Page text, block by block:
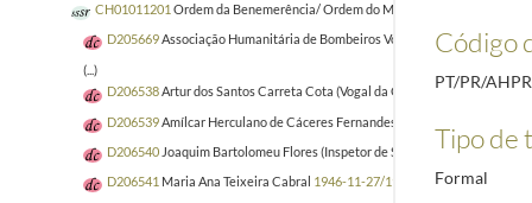
CH01011201 Ordem da Benemerência/ Ordem do Mérito - Processos de
D205669Associação Humanitária de Bombeiros Voluntários de Aveiro
(...)
D206538Artur dos Santos Carreta Cota (Vogal da Comissão
D206539Amílcar Herculano de Cáceres Fernandes (Vogal da Comissão
D206540 Joaquim Bartolomeu Flores (Inspetor de Saúde)
1946-11-07/
D206541 Maria Ana Teixeira Cabral 1946-11-27/1947-03-22
Código
PT/PR/
Tipo de
Formal